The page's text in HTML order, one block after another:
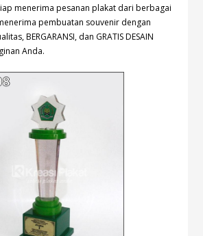
menerima pesanan plakat dari berbagai
pembuatan souvenir dengan
BERGARANSI, dan GRATIS DESAIN
Anda.